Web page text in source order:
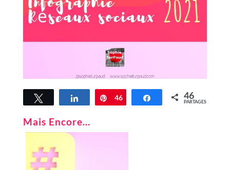
Tweetez Partagez Épingle
46 Partagez46
PARTAGES
Mais Encore...